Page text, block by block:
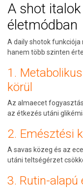
A shot
életmódban
A daily shotok
hanem több szinten
1.
körül
Az almaecet
az étkezés utáni
2. Emésztési
A savas közeg és az
utáni teltségérzet
3. Rutin-